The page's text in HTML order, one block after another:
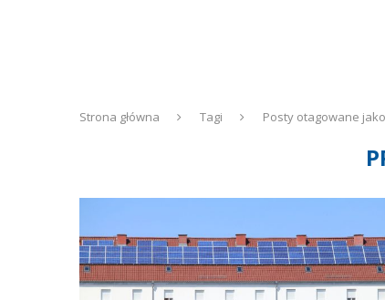
Strona główna Tagi Posty otagowane